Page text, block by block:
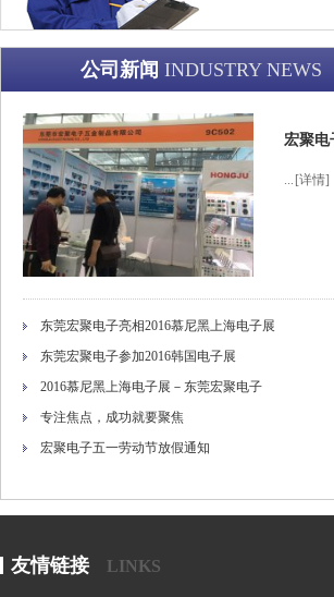
公司新闻 INDUSTRY NEWS
宏聚电
... [详情]
东莞宏聚电子亮相2016慕尼黑上海电子展
东莞宏聚电子参加2016韩国电子展
2016慕尼黑上海电子展－东莞宏聚电子
专注焦点，成功就要聚焦
宏聚电子五一劳动节放假通知
友情链接 LINKS